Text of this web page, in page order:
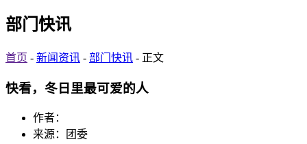
部门快讯
首页 - 新闻资讯 - 部门快讯 - 正文
快看，冬日里最可爱的人
作者：
来源：团委